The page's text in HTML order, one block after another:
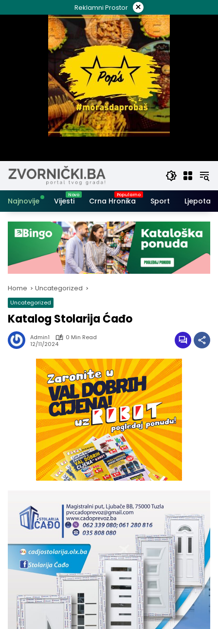
to
Reklamni Prostor ×
Najnovije Vijesti Crna Hronika Sport Ljepota i
Home Uncategorized
Uncategorized
Katalog Stolarija Ćađo
Admin1
0 Min Read
12/11/2024